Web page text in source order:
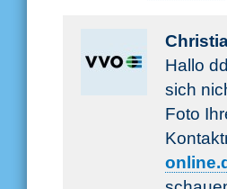
Hallo
sich
Foto